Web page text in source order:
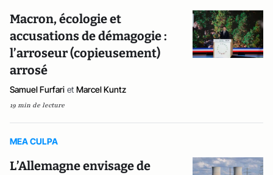
Macron, écologie et
accusations de démagogie :
l’arroseur (copieusement)
arrosé
Samuel Furfari et Marcel Kuntz
19 min de lecture
MEA CULPA
L’Allemagne envisage de